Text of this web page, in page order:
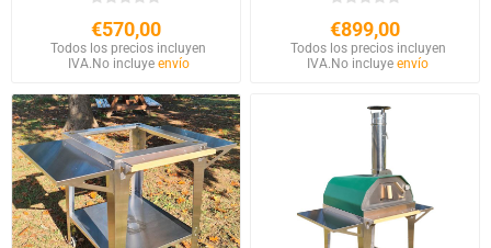
€570,00
Todos los precios incluyen
IVA. No incluye envío
€899,00
Todos los precios incluyen
IVA. No incluyeenvío